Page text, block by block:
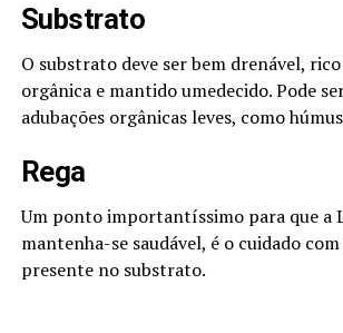
Substrato
O substrato deve ser bem drenável,
orgânica e mantido umedecido. Pode
adubações orgânicas leves, como
Rega
Um ponto importantíssimo para que a
mantenha-se saudável, é o cuidado
presente no substrato.